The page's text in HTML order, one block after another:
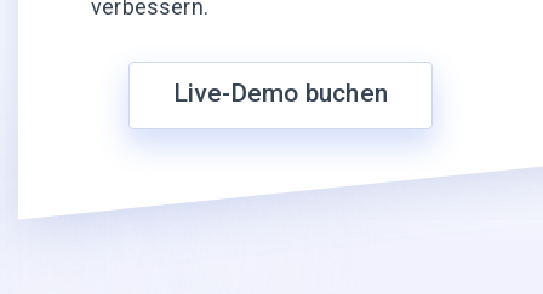
verbessern.
Live-Demo buchen